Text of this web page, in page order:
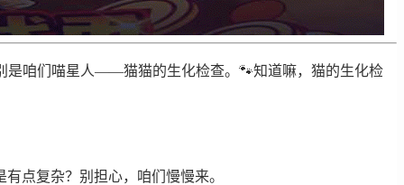
是咱们喵星人——猫猫的生化检查。🐾知道嘛，猫的生化检
点复杂？别担心，咱们慢慢来。